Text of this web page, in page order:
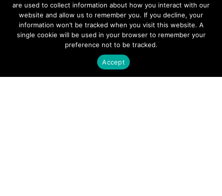
Events
are used to collect information about how you interact with our
website and allow us to remember you. If you decline, your
information won’t be tracked when you visit this website. A
single cookie will be used in your browser to remember your
preference not to be tracked.
Accept